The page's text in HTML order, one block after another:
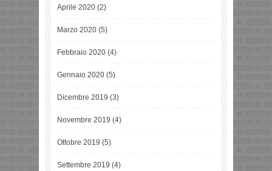
Aprile 2020 (2)
Marzo 2020 (5)
Febbraio 2020 (4)
Gennaio 2020 (5)
Dicembre 2019 (3)
Novembre 2019 (4)
Ottobre 2019 (5)
Settembre 2019 (4)